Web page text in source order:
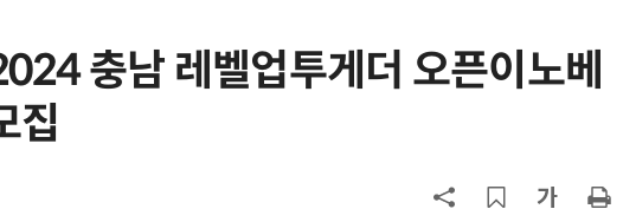
충남 레벨업투게더 오픈이노베
집
6
[K-과학인재 고등학생 캠프] 반도체
부, 첨단 의료 AI 임상 확산 지원